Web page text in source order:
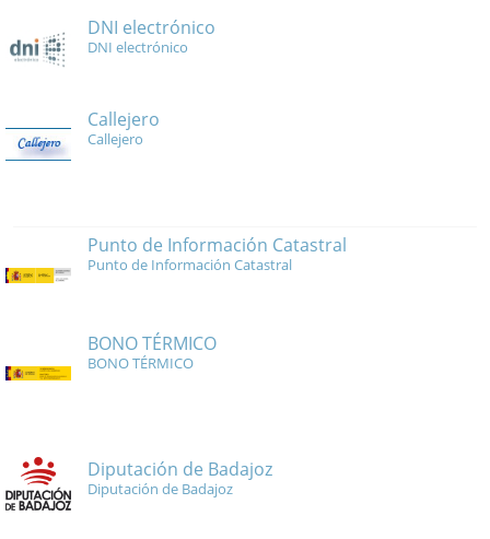
DNI electrónico
DNI electrónico
Callejero
Callejero
Punto de Información Catastral
Punto de Información Catastral
BONO TÉRMICO
BONO TÉRMICO
Diputación de Badajoz
Diputación de Badajoz